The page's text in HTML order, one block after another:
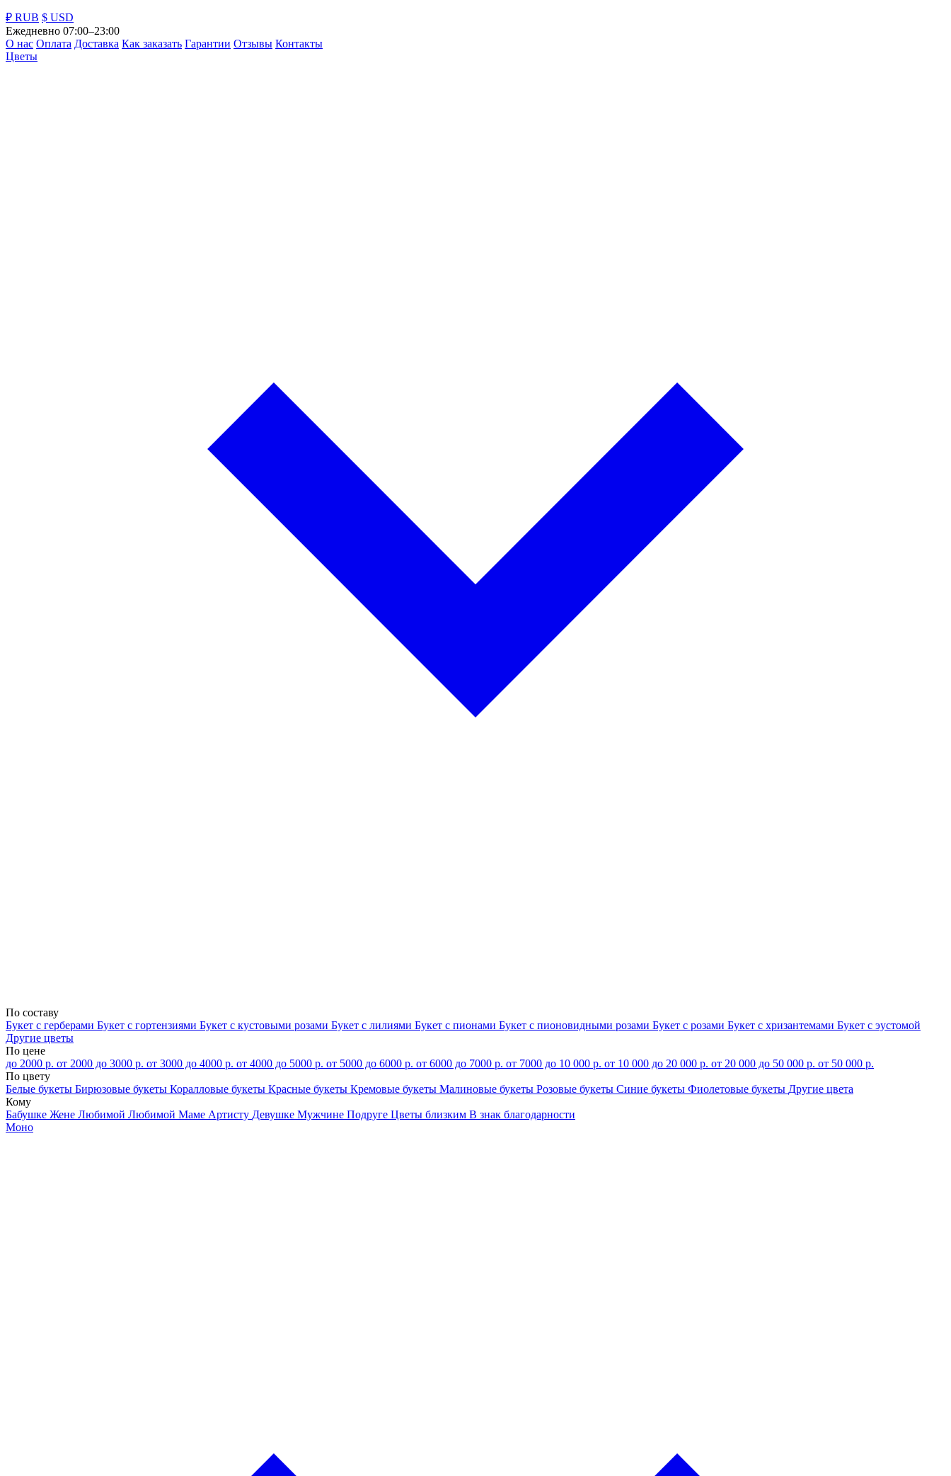
₽ RUB $ USD
Ежедневно 07:00–23:00
О нас Оплата Доставка Как заказать Гарантии Отзывы Контакты
Цветы
По составу
Букет с герберами Букет с гортензиями Букет с кустовыми розами Букет с лилиями Букет с пионами Букет с пионовидными розами Букет с розами Букет с хризантемами Букет с эустомой
Другие цветы
По цене
до 2000 р. от 2000 до 3000 р. от 3000 до 4000 р. от 4000 до 5000 р. от 5000 до 6000 р. от 6000 до 7000 р. от 7000 до 10 000 р. от 10 000 до 20 000 р. от 20 000 до 50 000 р. от 50 000 р.
По цвету
Белые букеты Бирюзовые букеты Коралловые букеты Красные букеты Кремовые букеты Малиновые букеты Розовые букеты Синие букеты Фиолетовые букеты Другие цвета
Кому
Бабушке Жене Любимой Любимой Маме Артисту Девушке Мужчине Подруге Цветы близким В знак благодарности
Моно